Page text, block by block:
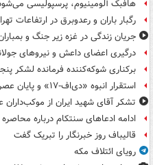
هافبک آلومینیوم، پرسپولیسی
رگبار باران و رعدوبرق در ارتفاعات
جریان زندگی در غزه زیر جنگ و
درگیری اعضای داعش و نیروهای
برکناری شوکه‌کننده فرمانده لشکر
استقرار انبوه «دی‌اف‑۱۷» و پایان عصر پدافند آمریکا +عکس
تشکر آقای شهید ایران از موکب‌داران
ادامه ادعاهای سنتکام درباره محاصره
قالیباف روز خبرنگار را تبریک گفت
رویای ائتلاف مکه